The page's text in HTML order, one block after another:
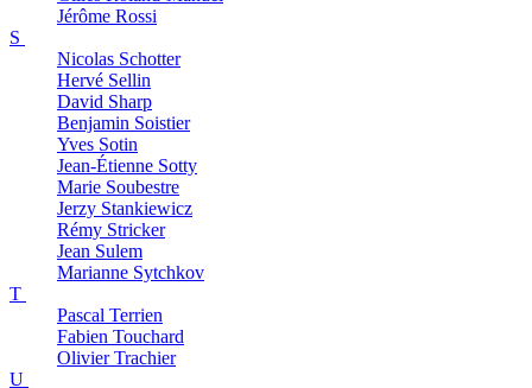
Jérôme Rossi
S
Nicolas Schotter
Hervé Sellin
David Sharp
Benjamin Soistier
Yves Sotin
Jean-Étienne Sotty
Marie Soubestre
Jerzy Stankiewicz
Rémy Stricker
Jean Sulem
Marianne Sytchkov
T
Pascal Terrien
Fabien Touchard
OlivierTrachier
U